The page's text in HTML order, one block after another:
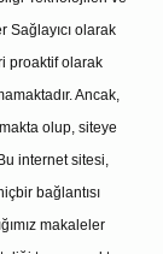
Sağlayıcı olarak
proaktif olarak
Ancak,
olup, siteye
internet sitesi,
bağlantısı
makaleler